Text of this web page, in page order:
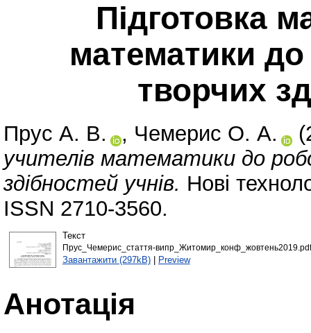
Підготовка
математики до
творчих
Прус А. В. , Чемерис О. А.
учителів математики до
здібностей учнів. Нові
ISSN 2710-3560.
Текст
Прус_Чемерис_стаття-випр_Житомир_конф_жовтень2019.pdf
Завантажити (297kB)| Preview
Анотація